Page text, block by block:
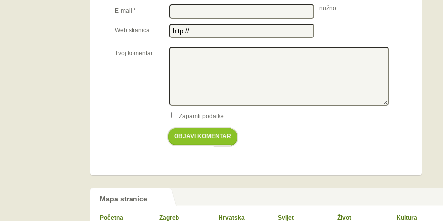
E-mail * nužno
Web stranica
Tvoj komentar
Zapamti podatke
OBJAVI KOMENTAR
Mapa stranice
Početna Zagreb Hrvatska Svijet Život Kultura